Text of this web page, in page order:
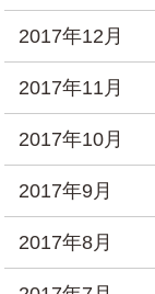
2017年12月
2017年11月
2017年10月
2017年9月
2017年8月